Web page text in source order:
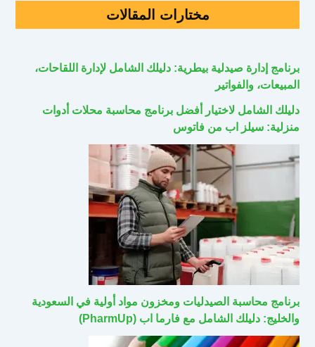
مختارات المقالات
برنامج إدارة صيدلية بيطرية: دليلك الشامل لإدارة اللقاحات،
المبيعات، والفواتير
دليلك الشامل لاختيار أفضل برنامج محاسبة محلات أدوات
منزلية: سيلز اب من فاتوس
برنامج محاسبة الصيدليات ومخزون مواد أولية في السعودية
والخليج: دليلك الشامل مع فارما اب (PharmUp)